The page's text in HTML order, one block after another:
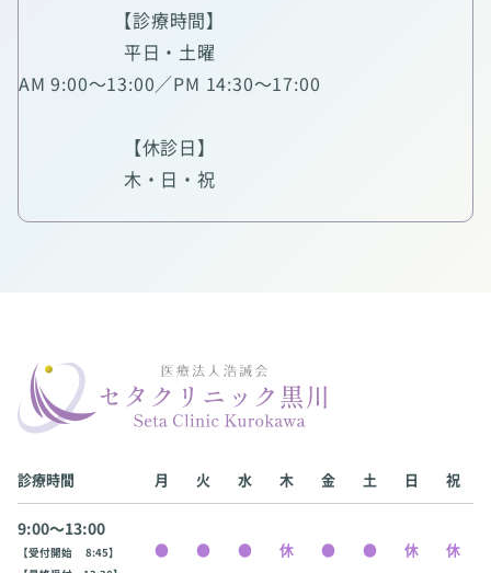
【診療時間】
平日・土曜
AM 9:00～13:00／PM 14:30～17:00
【休診日】
木・日・祝
診療時間 月 火 水 木 金 土 日 祝
9:00〜13:00
【受付開始 8:45】